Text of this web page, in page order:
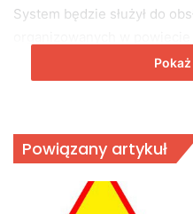
System będzie służył do
prowadzenia treningów
niekomercyjnych klubach
Powiązany artykuł